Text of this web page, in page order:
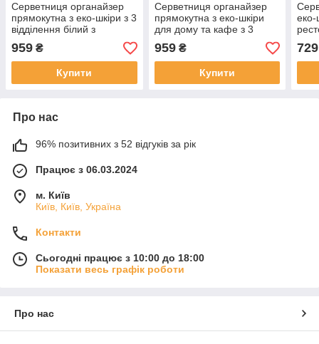
Серветниця органайзер
прямокутна з еко-шкіри з 3
відділення білий з
959 ₴
Купити
Серветниця органайзер
прямокутна з еко-шкіри
для дому та кафе з 3
відділеннями Коричневий
HTHPDY9291BR
959₴
Купити
еко-
729
Про нас
96% позитивних з 52 відгуків за рік
Працює з 06.03.2024
м. Київ
Київ, Київ, Україна
Контакти
Сьогодні працює з 10:00 до 18:00
Показати весь графік роботи
Про нас